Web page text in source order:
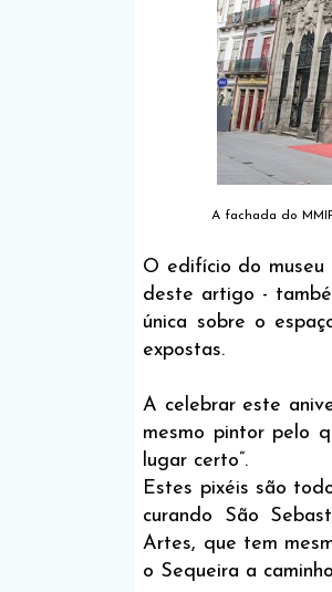
A fachada do
O edifício do
deste artigo -
única sobre o
expostas.
A celebrar este
mesmo pintor pelo
lugar certo”.
Estes pixéis são
curando São
Artes, que tem
o Sequeira a